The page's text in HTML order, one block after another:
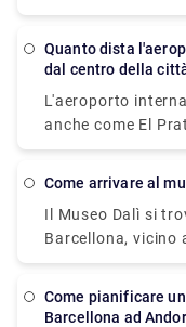
alcune delle
come Casa Batlló,
boccone nel
sdraiati e rilassati
mentre ammiri il
pisolino, dirigiti
Gotico per
di calcio, devi
corsa per lo
Quanto dista l'aeroporto internazionale di barcellona
dal centro della
L'aeroporto
anche come El
Barcelona
questa
Come arrivare al
Il Museo Dalì si
Barcellona, vicino
Girona. Dopo il
ore per
Come pianificare una fantastica gita di un giorno da
Barcellona ad